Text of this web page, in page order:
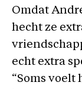
Omdat
hecht ze
echt extra
“Soms voelt